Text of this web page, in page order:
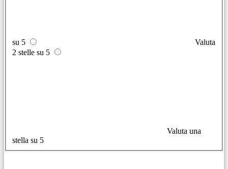
su 5
Valuta
2 stelle su 5
Valuta una
stella su 5